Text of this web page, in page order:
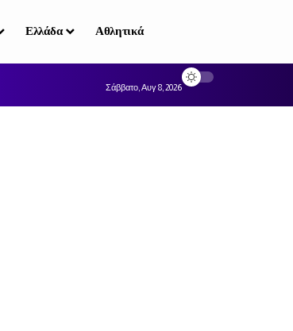
Ελλάδα Αθλητικά
Σάββατο, Αυγ 8, 2026